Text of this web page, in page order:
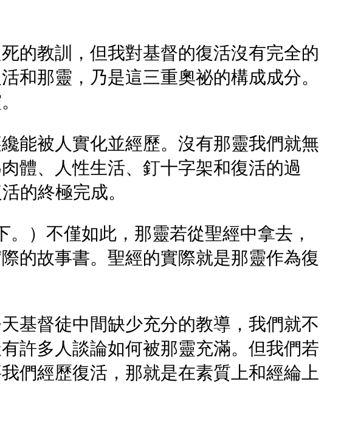
的教訓，但我對基督的復活沒有完全的
和那靈，乃是這三重奧祕的構成成分。
能被人實化並經歷。沒有那靈我們就無
體、人性生活、釘十字架和復活的過
的終極完成。
）不僅如此，那靈若從聖經中拿去，
的故事書。聖經的實際就是那靈作為復
基督徒中間缺少充分的教導，我們就不
許多人談論如何被那靈充滿。但我們若
們經歷復活，那就是在素質上和經綸上